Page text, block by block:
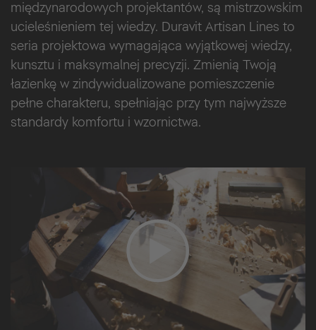
międzynarodowych projektantów, są mistrzowskim
ucieleśnieniem tej wiedzy. Duravit Artisan Lines to
seria projektowa wymagająca wyjątkowej wiedzy,
kunsztu i maksymalnej precyzji. Zmienią Twoją
łazienkę w zindywidualizowane pomieszczenie
pełne charakteru, spełniając przy tym najwyższe
standardy komfortu i wzornictwa.